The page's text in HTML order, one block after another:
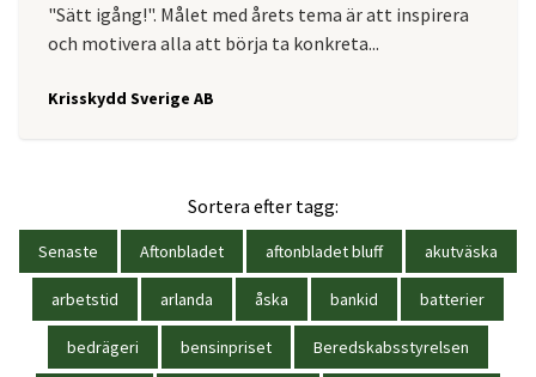
"Sätt igång!". Målet med årets tema är att inspirera
och motivera alla att börja ta konkreta...
Krisskydd Sverige AB
Sortera efter tagg:
Senaste Aftonbladet aftonbladet bluff akutväska
arbetstid arlanda åska bankid batterier
bedrägeri bensinpriset Beredskabsstyrelsen